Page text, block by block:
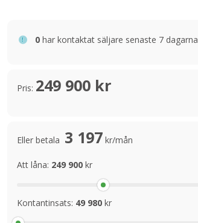
0 har kontaktat säljare senaste 7 dagarna
Pris: 249 900 kr
Eller betala 3 197 kr/mån
Att låna: 249 900 kr
Kontantinsats: 49 980 kr